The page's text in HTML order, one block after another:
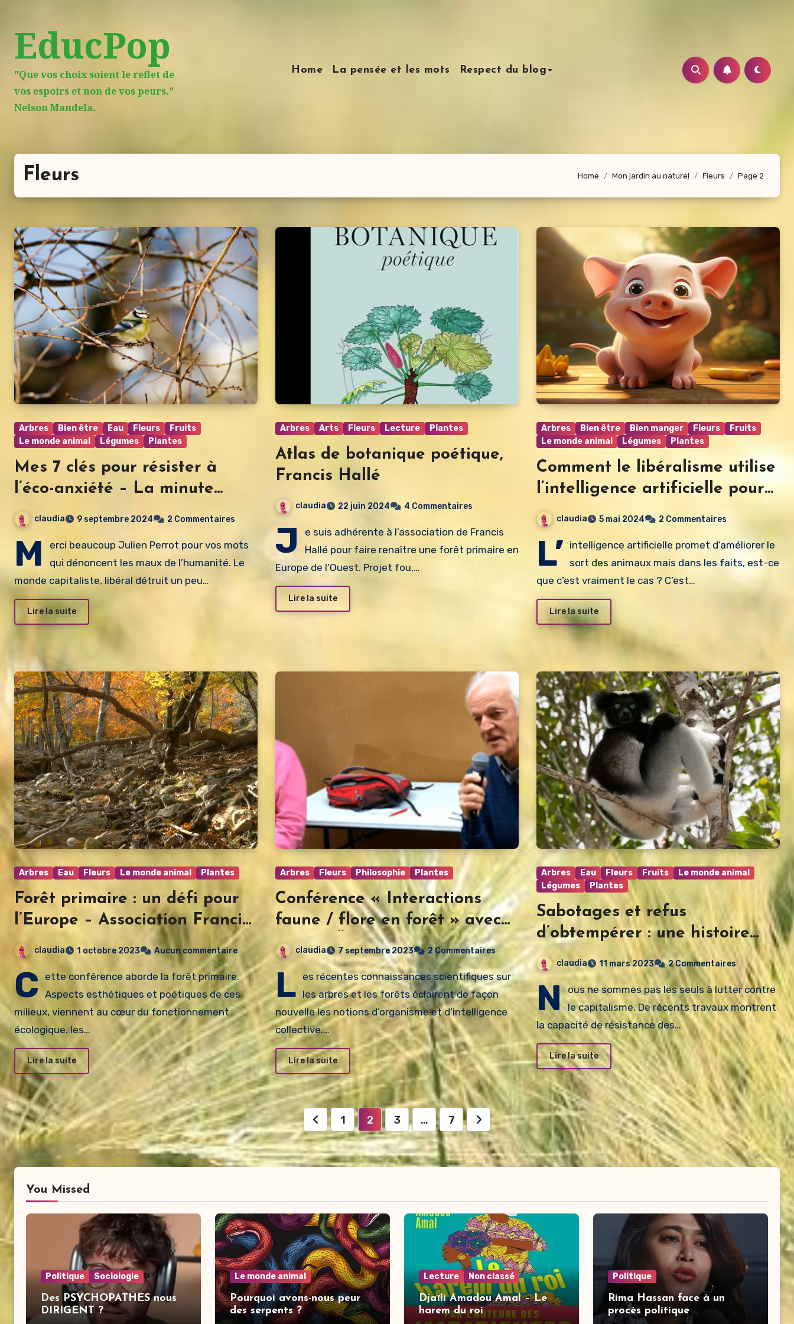
contenu
principal
EducPop
"Que vos choix soient le reflet de
vos espoirs et non de vos peurs."
Nelson Mandela.
Home La pensée et les mots Respect du blog
Fleurs Home Mon jardin au naturel Fleurs Page 2
Arbres Bien être Eau Fleurs
Fruits
Le monde animal
Légumes Plantes
Mes 7 clés pour résister à
l’éco-anxiété – La minute
nature
claudia 9 septembre 2024 2 Commentaires
M
erci beaucoup Julien Perrot pour vos mots
qui dénoncent les maux de l’humanité. Le
monde capitaliste, libéral détruit un peu…
Lire la suite
Arbres Arts Fleurs Lecture Plantes
Atlas de botanique poétique,
Francis Hallé
claudia 22 juin 2024 4 Commentaires
J
e suis adhérente à l’association de Francis
Hallé pour faire renaître une forêt primaire en
Europe de l’Ouest. Projet fou,…
Lire la suite
Arbres Bien être Bien manger Fleurs
Fruits
Le monde animal
Légumes Plantes
Comment le libéralisme utilise
l’intelligence artificielle pour
se nourrir.
claudia 5 mai 2024 2 Commentaires
L’ intelligence artificielle promet d’améliorer le
sort des animaux mais dans les faits, est-ce
que c’est vraiment le cas ? C’est…
Lire la suite
Arbres Eau Fleurs Le monde animal Plantes
Forêt primaire : un défi pour
l’Europe – Association Francis
Hallé
claudia 1 octobre 2023 Aucun commentaire
C
ette conférence aborde la forêt primaire.
Aspects esthétiques et poétiques de ces
milieux, viennent au cœur du fonctionnement
écologique. les…
Lire la suite
Arbres Fleurs Philosophie Plantes
Conférence « Interactions
faune / flore en forêt » avec
Ernst ZÜRCHER & Francis
HALLÉ
claudia 7 septembre 2023 2 Commentaires
L es récentes connaissances scientifiques sur
les arbres et les forêts éclairent de façon
nouvelle les notions d’organisme et d’intelligence
collective.…
Lire la suite
Arbres Eau Fleurs Fruits
Le monde animal
Légumes
Plantes
Sabotages et refus
d’obtempérer : une histoire
des révoltes animales
claudia 11 mars 2023 2 Commentaires
N ous ne sommes pas les seuls à lutter contre
le capitalisme. De récents travaux montrent
la capacité de résistance des…
Lire la suite
Pagination
des
publications
1 2 3 … 7
You Missed
Politique Sociologie
Des PSYCHOPATHES nous
DIRIGENT ?
Le monde animal
Pourquoi avons-nous peur
des serpents ?
Lecture Non classé
Djaïli Amadou Amal – Le
harem du roi
Politique
Rima Hassan face à un
procès politique